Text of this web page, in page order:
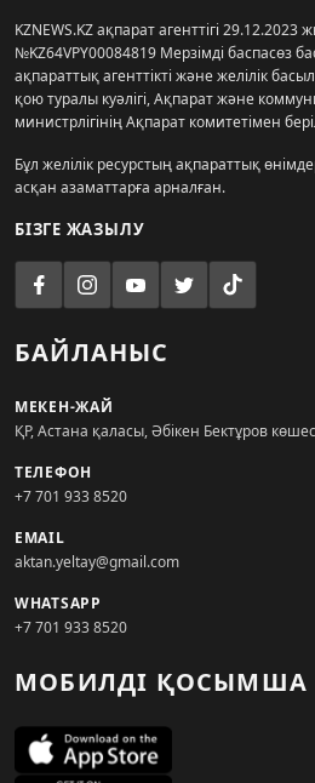
KZNEWS.KZ ақпарат агенттігі 29.12.2023
№KZ64VPY00084819 Мерзімді баспасөз
ақпараттық агенттікті және желілік
қою туралы куәлігі, Ақпарат және
министрлігінің Ақпарат комитетімен
Бұл желілік ресурстың ақпараттық
асқан азаматтарға арналған.
БІЗГЕ ЖАЗЫЛУ
БАЙЛАНЫС
МЕКЕН-ЖАЙ
ҚР, Астана қаласы, Әбікен Бектұров
ТЕЛЕФОН
+7 701 933 8520
EMAIL
aktan.yeltay@gmail.com
WHATSAPP
+7 701 933 8520
МОБИЛДІ ҚОСЫМША